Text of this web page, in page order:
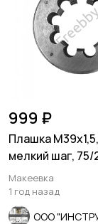
999 ₽
Плашка
мелкий шаг, 75/
2650-2531, СССР.
Макеевка
1 год назад